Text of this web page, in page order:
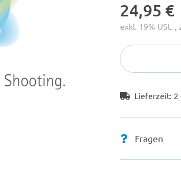
24,95 €
exkl. 19% USt. ,
Lieferzeit: 2
Fragen